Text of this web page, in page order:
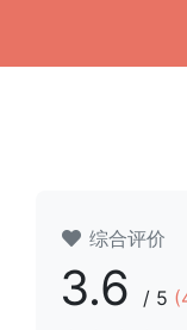
综合评价
3.6 / 5 (